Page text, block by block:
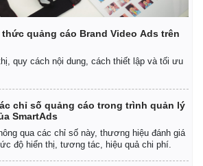
quảng cáo Brand Video Ads trên
quy cách nội dung, cách thiết lập và tối ưu
chỉ số quảng cáo trong trình quản lý
SmartAds
qua các chỉ số này, thương hiệu đánh giá
độ hiển thị, tương tác, hiệu quả chi phí.